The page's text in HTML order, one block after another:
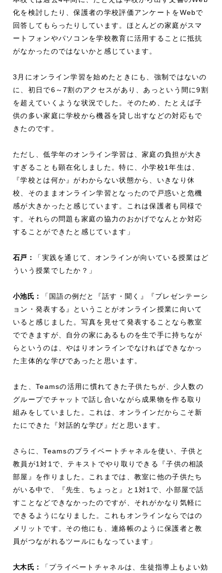
化を検討したり、保護者の学校評価アンケートをWebで
回答してもらったりしています。ほとんどの家庭がスマ
ートフォンやパソコンを学校教育に活用することに抵抗
がなかったのではないかと感じています。
3月にオンライン学習を始めたときにも、強制ではないの
に、初日で6～7割のアクセスがあり、あっという間に9割
を超えていくような状況でした。そのため、たとえば子
供の多い家庭に学校から機器を貸し出すなどの対応もで
きたのです。
ただし、低学年のオンライン学習は、家庭の負担が大き
すぎることも顕在化しました。特に、小学校1年生は、
『学校とは何か』がわからない状態から、いきなり休
校、そのままオンライン学習となったので戸惑いと危機
感が大きかったと感じています。これは保護者も同様で
す。それらの問題も家庭の協力のおかげでなんとか対応
することができたと感じています」
石戸：
「実践を通じて、オンラインが向いている授業はど
ういう授業でしたか？」
小池氏：
「国語の例だと『話す・聞く』『プレゼンテーシ
ョン・発表する』ということがオンライン授業に向いて
いると感じました。写真を見せて発表することなら教室
でできますが、自分の家にあるものを生で手に持ちなが
らというのは、やはりオンラインでなければできなかっ
た主体的な学びであったと思います。
また、Teamsの活用に慣れてきた子供たちが、少人数の
グループでチャットで話し合いながら成果物を作る取り
組みをしていました。これは、オンラインだからこそ新
たにできた『対話的な学び』だと思います。
さらに、Teamsのプライベートチャネルを使い、子供と
教員が1対1で、テキストでやり取りできる『子供の相談
部屋』を作りました。これまでは、教室に他の子供たち
がいる中で、『先生、ちょっと』と1対1で、小部屋で話
すことなどできなかったのですが、それがかなり気軽に
できるようになりました。これもオンラインならではの
メリットです。その他にも、連絡帳のように保護者と教
員がつながれるツールにもなっています」
大木氏：
「プライベートチャネルは、生徒指導上もよい効